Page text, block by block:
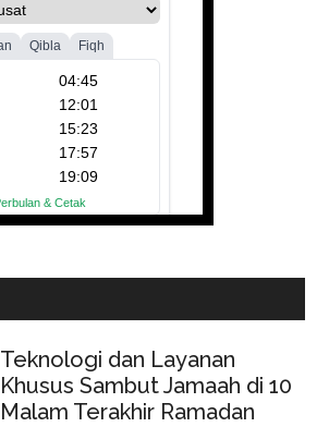
Teknologi dan Layanan
Khusus Sambut Jamaah di 10
Malam Terakhir Ramadan